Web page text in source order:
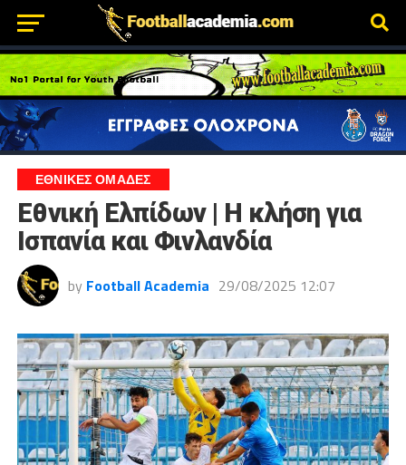
ΕΘΝΙΚΕΣ ΟΜΑΔΕΣ
Εθνική Ελπίδων | Η κλήση για
Ισπανία και Φινλανδία
by Football Academia 29/08/2025 12:07